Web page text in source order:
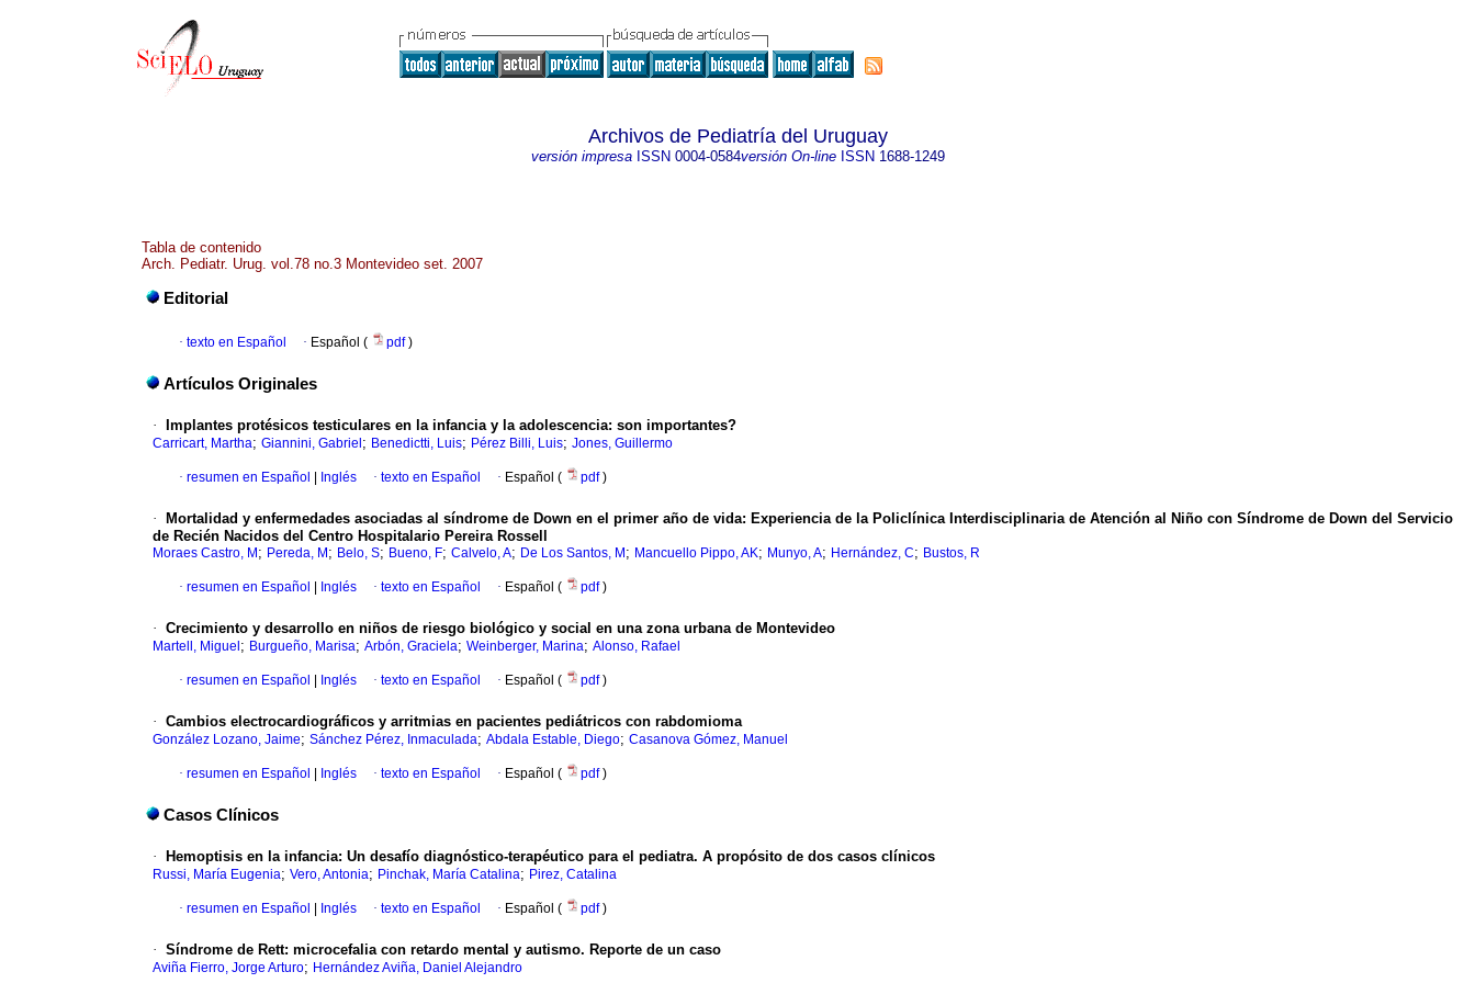
Archivos de Pediatría del Uruguay
versión impresaISSN 0004-0584versión On-lineISSN 1688-1249
Tabla de contenido
Arch. Pediatr. Urug. vol.78 no.3 Montevideo set. 2007
Editorial
· texto en Español · Español ( pdf)
Artículos Originales
· Implantes protésicos testiculares en la infancia y la adolescencia: son importantes?
Carricart, Martha; Giannini, Gabriel ; Benedictti, Luis; Pérez Billi, Luis; Jones, Guillermo
· resumen en Español Inglés · texto en Español · Español ( pdf)
·
Mortalidad y enfermedades asociadas al síndrome de Down en el primer año de vida: Experiencia de la Policlínica Interdisciplinaria de Atención al Niño con Síndrome de Down del Servicio
de Recién Nacidos del Centro Hospitalario Pereira Rossell
Moraes Castro, M ; Pereda, M ; Belo, S; Bueno, F; Calvelo, A; De Los Santos, M ; Mancuello Pippo, AK; Munyo, A; Hernández, C; Bustos, R
· resumen en Español Inglés · texto en Español · Español ( pdf)
· Crecimiento y desarrollo en niños de riesgo biológico y social en una zona urbana de Montevideo
Martell, Miguel ; Burgueño, Marisa; Arbón, Graciela; Weinberger, Marina; Alonso, Rafael
· resumen en Español Inglés · texto en Español · Español ( pdf)
· Cambios electrocardiográficos y arritmias en pacientes pediátricos con rabdomioma
González Lozano, Jaime; Sánchez Pérez, Inmaculada; Abdala Estable, Diego; Casanova Gómez, Manuel
· resumen en Español Inglés · texto en Español · Español ( pdf)
Casos Clínicos
· Hemoptisis en la infancia: Un desafío diagnóstico-terapéutico para el pediatra. A propósito de dos casos clínicos
Russi, María Eugenia; Vero, Antonia; Pinchak, María Catalina; Pirez, Catalina
· resumen en Español Inglés · texto en Español · Español ( pdf)
· Síndrome de Rett: microcefalia con retardo mental y autismo. Reporte de un caso
Aviña Fierro, Jorge Arturo; Hernández Aviña, Daniel Alejandro